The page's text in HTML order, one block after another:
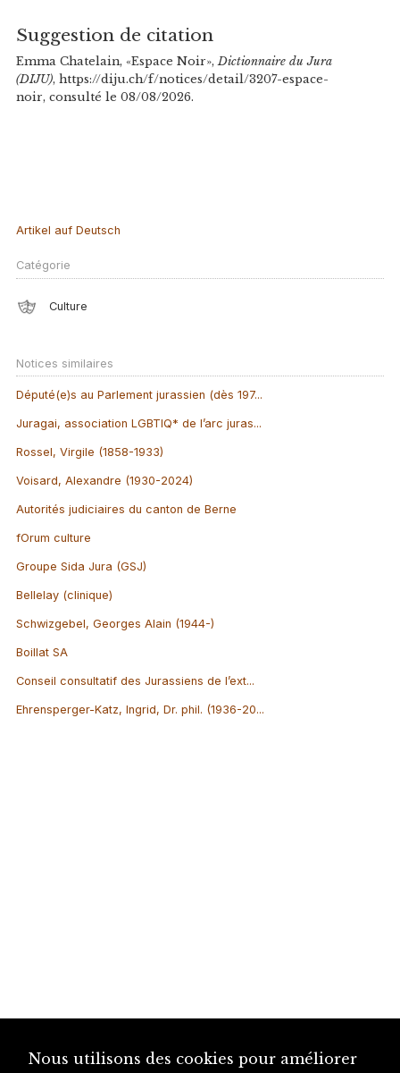
Suggestion de citation
Emma Chatelain, «Espace Noir»,Dictionnaire du Jura
(DIJU), https://diju.ch/f/notices/detail/3207-espace-
noir, consulté le 08/08/2026.
Artikel auf Deutsch
Catégorie
Culture
Notices similaires
Député(e)s au Parlement jurassien (dès 197...
Juragai, association LGBTIQ* de l’arc juras...
Rossel, Virgile (1858-1933)
Voisard, Alexandre (1930-2024)
Autorités judiciaires du canton de Berne
fOrum culture
Groupe Sida Jura (GSJ)
Bellelay (clinique)
Schwizgebel, Georges Alain (1944-)
Boillat SA
Conseil consultatif des Jurassiens de l’ext...
Ehrensperger-Katz, Ingrid, Dr. phil. (1936-20...
Nous utilisons des cookies pour améliorer